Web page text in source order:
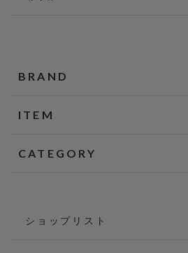
BRAND
ITEM
CATEGORY
ショップリスト